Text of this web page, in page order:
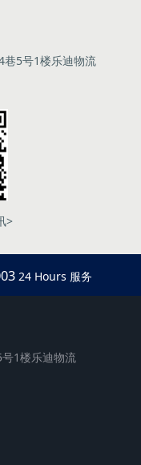
巷5号1楼乐迪物流
>
24 Hours 服务
1楼乐迪物流